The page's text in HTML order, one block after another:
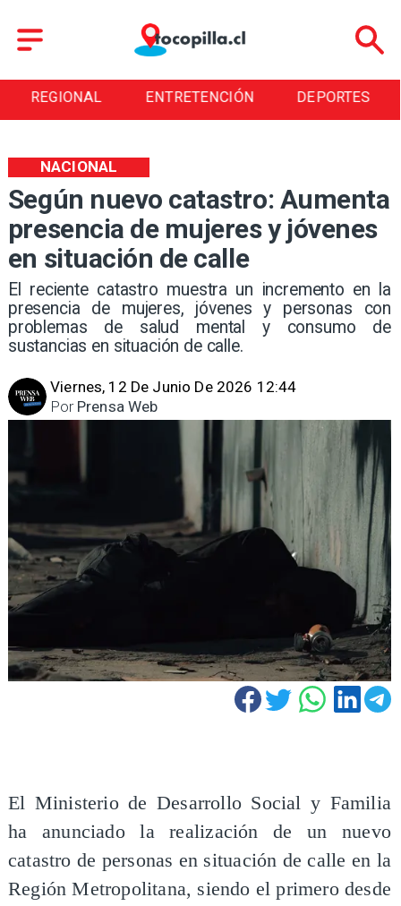
REGIONAL ENTRETENCIÓN DEPORTES
Según nuevo catastro: Aumenta
presencia de mujeres y jóvenes
en situación de calle
El reciente catastro muestra un incremento en la
presencia de mujeres, jóvenes y personas con
problemas de salud mental y consumo de
sustancias en situación de calle.
NACIONAL
Viernes, 12 De Junio De 2026 12:44
Prensa Web
Por
El Ministerio de Desarrollo Social y Familia
ha anunciado la realización de un nuevo
catastro de personas en situación de calle en la
Región Metropolitana, siendo el primero desde